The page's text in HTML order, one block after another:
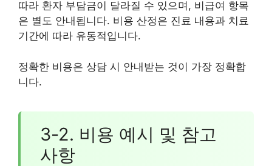
따라 환자 부담금이 달라질 수 있으며, 비급여 항목
은 별도 안내됩니다. 비용 산정은 진료 내용과 치료
기간에 따라 유동적입니다.
정확한 비용은 상담 시 안내받는 것이 가장 정확합
니다.
3-2. 비용 예시 및 참고
사항